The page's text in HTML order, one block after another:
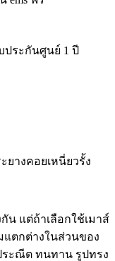
ระกันศูนย์ 1 ปี
ยางคอยเหนี่ยวรั้ง
น แต่ถ้าเลือกใช้เมาส์
มแตกต่างในส่วนของ
ระณีต ทนทาน รูปทรง